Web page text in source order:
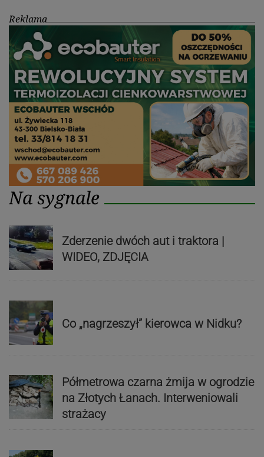
Reklama
Na sygnale
Zderzenie dwóch aut i traktora |
WIDEO, ZDJĘCIA
Co „nagrzeszył” kierowca w Nidku?
Półmetrowa czarna żmija w ogrodzie
na Złotych Łanach. Interweniowali
strażacy